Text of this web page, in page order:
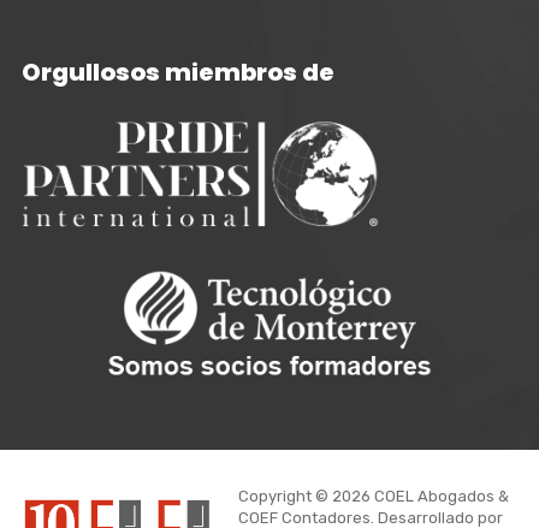
Orgullosos miembros de
Copyright © 2026 COEL Abogados &
COEF Contadores. Desarrollado por